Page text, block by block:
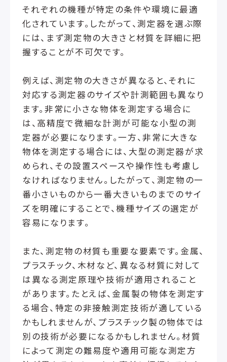
それぞれの機種が特定の条件や環境に最適
化されています。したがって、測定器を選ぶ際
には、まず測定物の大きさと材質を詳細に把
握することが不可欠です。
例えば、測定物の大きさが異なると、それに
対応する測定器のサイズや計測範囲も異なり
ます。非常に小さな物体を測定する場合に
は、高精度で微細な計測が可能な小型の測
定器が必要になります。一方、非常に大きな
物体を測定する場合には、大型の測定器が求
められ、その設置スペースや操作性も考慮し
なければなりません。したがって、測定物の一
番小さいものから一番大きいものまでのサイ
ズを明確にすることで、機種サイズの選定が
容易になります。
また、測定物の材質も重要な要素です。金属、
プラスチック、木材など、異なる材質に対して
は異なる測定原理や技術が適用されること
があります。たとえば、金属製の物体を測定す
る場合、特定の非接触測定技術が適している
かもしれませんが、プラスチック製の物体では
別の技術が必要になるかもしれません。材質
によって測定の難易度や適用可能な測定方